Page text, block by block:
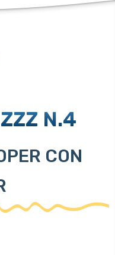
N.4
CON